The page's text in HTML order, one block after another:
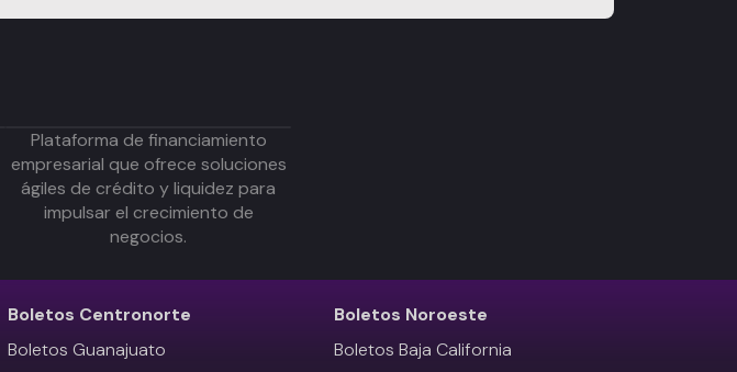
Plataforma de financiamiento
empresarial que ofrece soluciones
ágiles de crédito y liquidez para
impulsar el crecimiento de
negocios.
Boletos Centronorte
Boletos Guanajuato
Boletos Noroeste
Boletos Baja California